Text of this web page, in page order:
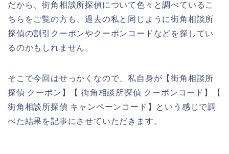
だから、街角相談所探偵について色々と調べているこ
ちらをご覧の方も、過去の私と同じように街角相談所
探偵の割引クーポンやクーポンコードなどを探してい
るのかもしれません。
そこで今回はせっかくなので、私自身が【街角相談所
探偵 クーポン】【 街角相談所探偵 クーポンコード】【
街角相談所探偵 キャンペーンコード】という感じで調
べた結果を記事にさせていただきます。